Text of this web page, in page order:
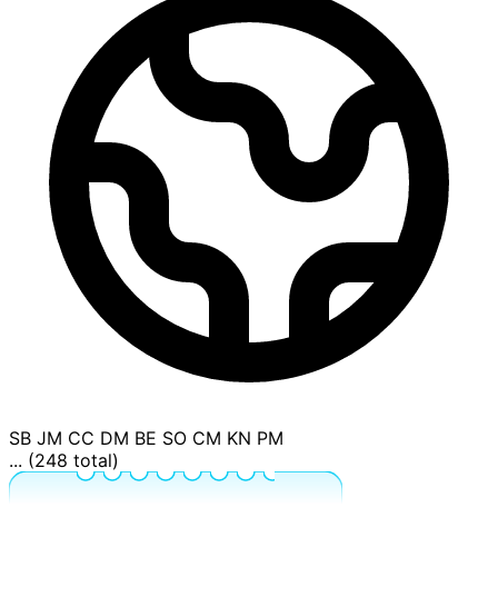
SB JM CC DM BE SO CM KN PM
... (248 total)